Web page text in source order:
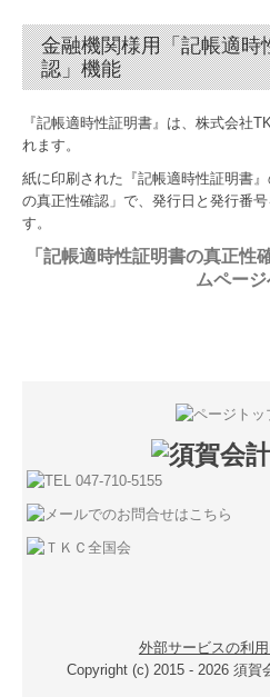
金融機関様用「記帳適時
認」機能
『記帳適時性証明書 』 は、株式会社
れます。
紙に印刷された『記帳適時性証明書 』
の真正性確認」 で、発行日と発行番
す。
「記帳適時性証明書の真正
ムページ
外部サービスの利
Copyright (c) 2015 - 2026 須賀